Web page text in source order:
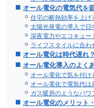
オール電化の電気代を
住宅の断熱効率を上げ
太陽光発電の導入で日
深夜電力やエコキュー
ライフスタイルに合
オール電化は時代遅れ
オール電化導入のよく
オール電化で気を付け
オール電化で電気代は
ガス暖房のようなパワ
オール電化のメリット